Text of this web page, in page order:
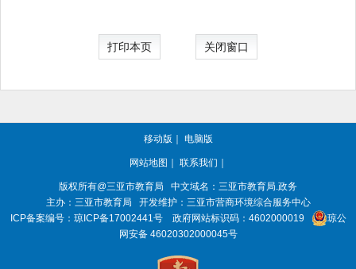
打印本页 关闭窗口
移动版 ｜ 电脑版
网站地图 ｜ 联系我们 ｜
版权所有@三亚市教育局
中文域名：三亚市教育局.政务
主办：三亚市教育局
开发维护：三亚市营商环境综合服务中心
ICP备案编号： 琼ICP备17002441号 政府网站标识码： 4602000019
琼公
网安备 46020302000045号